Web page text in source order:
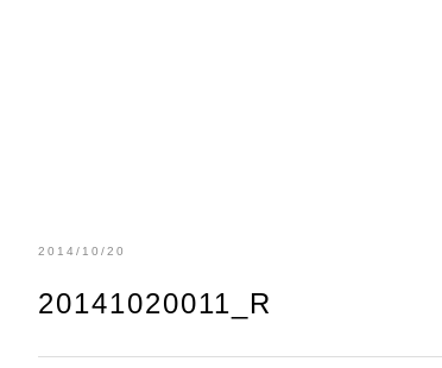
2014/10/20
20141020011_R